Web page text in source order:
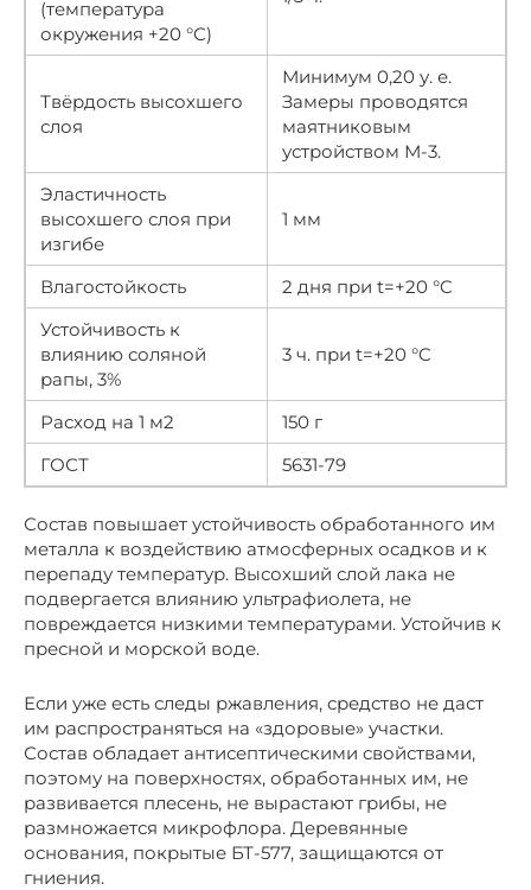
(температура
окружения +20 °С)
Твёрдость высохшего
слоя
Минимум 0,20 у. е.
Замеры проводятся
маятниковым
устройством М-3.
Эластичность
высохшего слоя при
изгибе
1 мм
Влагостойкость
2 дня при t=+20 °C
Устойчивость к
влиянию соляной
рапы, 3%
3 ч. при t=+20 °C
Расход на 1 м2
150 г
ГОСТ
5631-79
Состав повышает устойчивость обработанного им
металла к воздействию атмосферных осадков и к
перепаду температур. Высохший слой лака не
подвергается влиянию ультрафиолета, не
повреждается низкими температурами. Устойчив к
пресной и морской воде.
Если уже есть следы ржавления, средство не даст
им распространяться на «здоровые» участки.
Состав обладает антисептическими свойствами,
поэтому на поверхностях, обработанных им, не
развивается плесень, не вырастают грибы, не
размножается микрофлора. Деревянные
основания, покрытые БТ-577, защищаются от
гниения.